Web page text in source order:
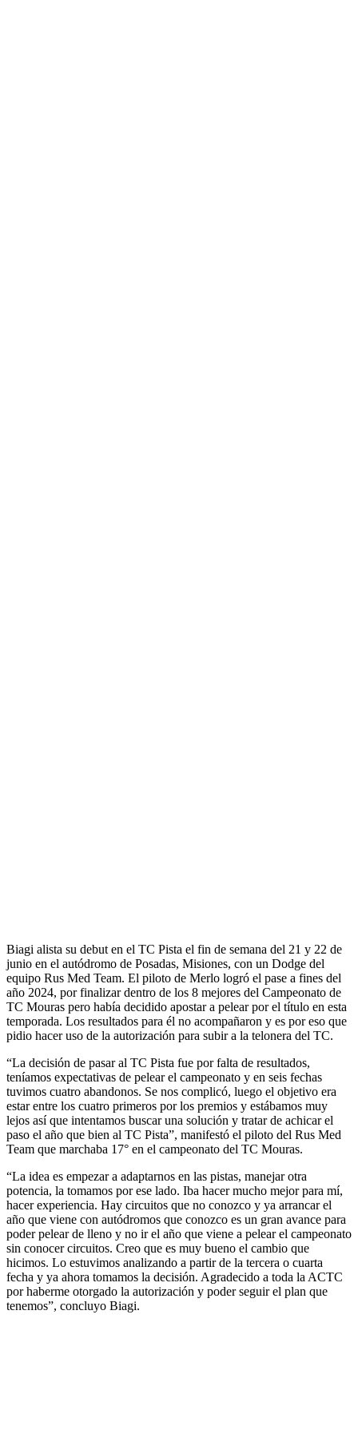
Biagi alista su debut en el TC Pista el fin de semana del 21 y 22 de
junio en el autódromo de Posadas, Misiones, con un Dodge del
equipo Rus Med Team. El piloto de Merlo logró el pase a fines del
año 2024, por finalizar dentro de los 8 mejores del Campeonato de
TC Mouras pero había decidido apostar a pelear por el título en esta
temporada. Los resultados para él no acompañaron y es por eso que
pidio hacer uso de la autorización para subir a la telonera del TC.
“La decisión de pasar al TC Pista fue por falta de resultados,
teníamos expectativas de pelear el campeonato y en seis fechas
tuvimos cuatro abandonos. Se nos complicó, luego el objetivo era
estar entre los cuatro primeros por los premios y estábamos muy
lejos así que intentamos buscar una solución y tratar de achicar el
paso el año que bien al TC Pista”, manifestó el piloto del Rus Med
Team que marchaba 17° en el campeonato del TC Mouras.
“La idea es empezar a adaptarnos en las pistas, manejar otra
potencia, la tomamos por ese lado. Iba hacer mucho mejor para mí,
hacer experiencia. Hay circuitos que no conozco y ya arrancar el
año que viene con autódromos que conozco es un gran avance para
poder pelear de lleno y no ir el año que viene a pelear el campeonato
sin conocer circuitos. Creo que es muy bueno el cambio que
hicimos. Lo estuvimos analizando a partir de la tercera o cuarta
fecha y ya ahora tomamos la decisión. Agradecido a toda la ACTC
por haberme otorgado la autorización y poder seguir el plan que
tenemos”, concluyo Biagi.